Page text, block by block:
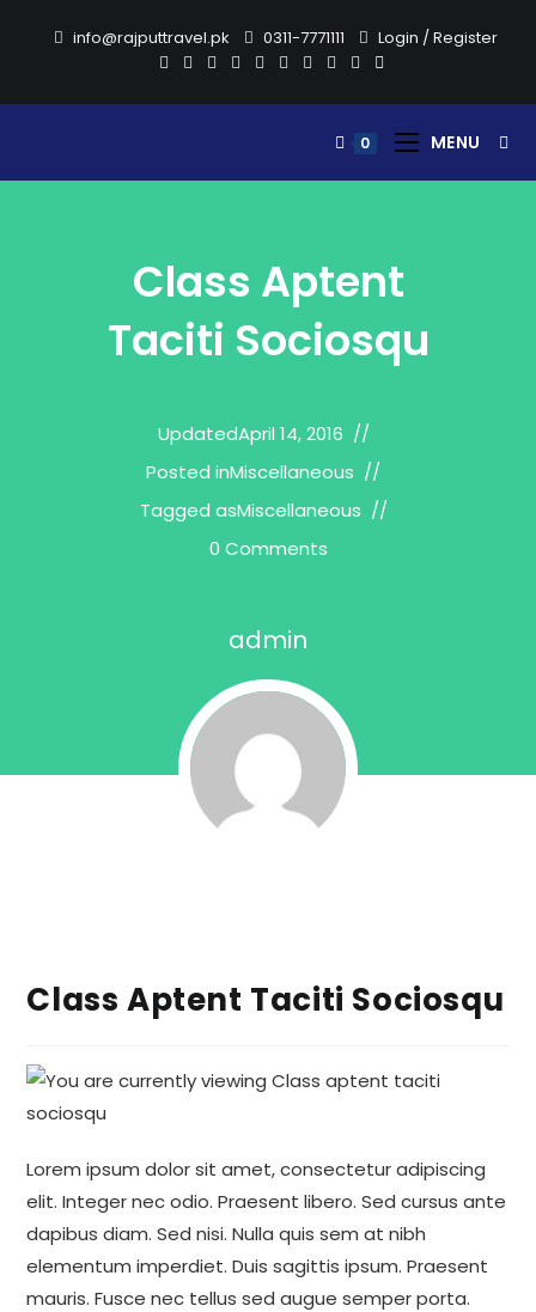
info@rajputtravel.pk 0311-7771111 Login /Register
0 MENU
Class Aptent
Taciti Sociosqu
UpdatedApril 14, 2016
Posted inMiscellaneous
Tagged asMiscellaneous
0 Comments
admin
Class Aptent Taciti Sociosqu
Lorem ipsum dolor sit amet, consectetur adipiscing
elit. Integer nec odio. Praesent libero. Sed cursus ante
dapibus diam. Sed nisi. Nulla quis sem at nibh
elementum imperdiet. Duis sagittis ipsum. Praesent
mauris. Fusce nec tellus sed augue semper porta.